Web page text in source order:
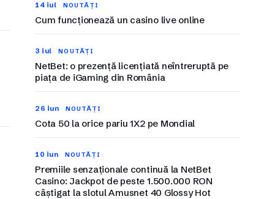
14 iul NOUTĂȚI
Cum funcționează un casino live online
3 iul NOUTĂȚI
NetBet: o prezență licențiată neîntreruptă pe
piața de iGaming din România
26 iun NOUTĂȚI
Cota 50 la orice pariu 1X2 pe Mondial
10 iun NOUTĂȚI
Premiile senzaționale continuă la NetBet
Casino: Jackpot de peste 1.500.000 RON
câștigat la slotul Amusnet 40 Glossy Hot